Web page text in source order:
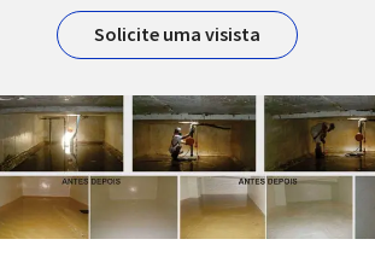
Solicite uma visista